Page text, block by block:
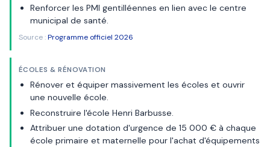
Renforcer les PMI gentilléennes en lien avec le centre
municipal de santé.
Source :Programme officiel 2026
ÉCOLES & RÉNOVATION
Rénover et équiper massivement les écoles et ouvrir
une nouvelle école.
Reconstruire l'école Henri Barbusse.
Attribuer une dotation d'urgence de 15 000 € à chaque
école primaire et maternelle pour l'achat d'équipements